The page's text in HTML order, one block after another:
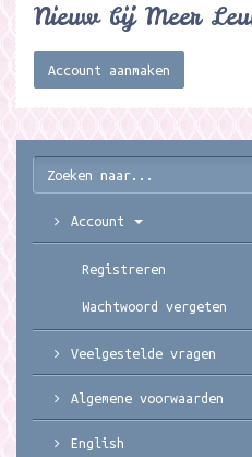
Nieuw bij Meer
Account aanmaken
Account
Registreren
Wachtwoord vergeten
Veelgestelde vragen
Algemene voorwaarden
English